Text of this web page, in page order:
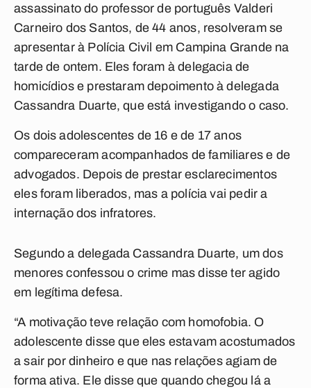
assassinato do professor de português Valderi
Carneiro dos Santos, de 44 anos, resolveram se
apresentar à Polícia Civil em Campina Grande na
tarde de ontem. Eles foram à delegacia de
homicídios e prestaram depoimento à delegada
Cassandra Duarte, que está investigando o caso.
Os dois adolescentes de 16 e de 17 anos
compareceram acompanhados de familiares e de
advogados. Depois de prestar esclarecimentos
eles foram liberados, mas a polícia vai pedir a
internação dos infratores.
Segundo a delegada Cassandra Duarte, um dos
menores confessou o crime mas disse ter agido
em legítima defesa.
“A motivação teve relação com homofobia. O
adolescente disse que eles estavam acostumados
a sair por dinheiro e que nas relações agiam de
forma ativa. Ele disse que quando chegou lá a